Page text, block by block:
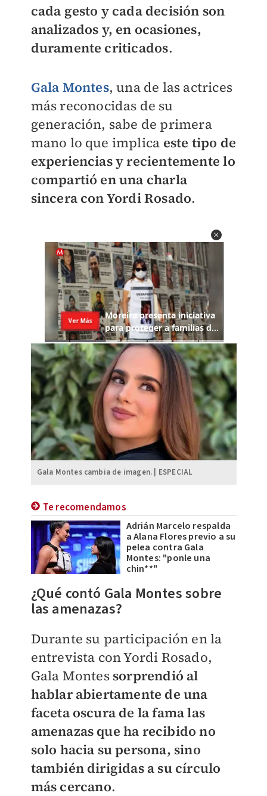
cada gesto y cada decisión son
analizados y, en ocasiones,
duramente criticados.
Gala Montes, una de las actrices
más reconocidas de su
generación, sabe de primera
mano lo que implica este tipo de
experiencias y recientemente lo
compartió en una charla
sincera con Yordi Rosado.
Gala Montes cambia de imagen. | ESPECIAL
Te recomendamos
Adrián Marcelo respalda
a Alana Flores previo a su
pelea contra Gala
Montes: "ponle una
chin**"
​¿Qué contó Gala Montes sobre
las amenazas?
Durante su participación en la
entrevista con Yordi Rosado,
Gala Montes sorprendió al
hablar abiertamente de una
faceta oscura de la fama las
amenazas que ha recibido no
solo hacia su persona, sino
también dirigidas a su círculo
más cercano.